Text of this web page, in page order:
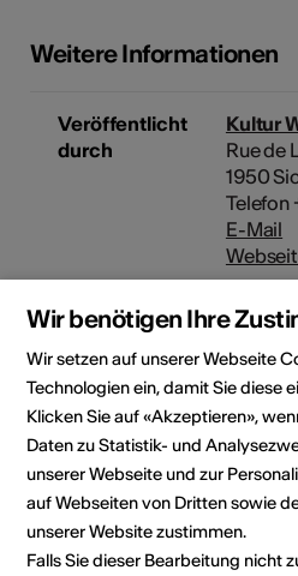
Weitere Informationen
Veröffentlicht
durch
Kultur
Rue de
1950
Telefon
E-Mail
Rubrik
Musik
Wir benötigen Ihre
Wir setzen auf unserer Webseite
Technologien ein, damit Sie diese
Klicken Sie auf «Akzeptieren»,
Daten zu Statistik- und
unserer Webseite und zur
auf Webseiten von Dritten sowie
unserer Website zustimmen.
Falls Sie dieser Bearbeitung nicht